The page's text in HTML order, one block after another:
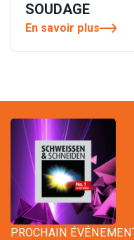
SOUDAGE
En savoir plus
PROCHAIN